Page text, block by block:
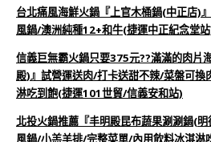
台北痛風海鮮火鍋『上官木桶鍋(中正店)
風鍋/澳洲純種12+和牛(捷運中正紀念堂
信義巨無霸火鍋只要375元??滿滿的肉片
殿)』試營運送肉/打卡送甜不辣/菜盤可
淋吃到飽(捷運101世貿/信義安和站)
北投火鍋推薦『丰明殿昆布蔬果涮涮鍋(
風鍋/小羔羊排/完整菜單/內用飲料冰淇淋